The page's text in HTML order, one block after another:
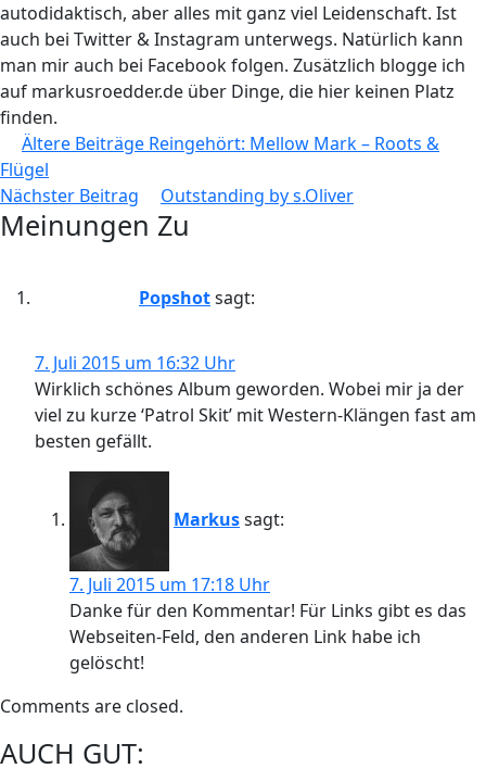
autodidaktisch, aber alles mit ganz viel Leidenschaft. Ist
auch bei Twitter & Instagram unterwegs. Natürlich kann
man mir auch bei Facebook folgen. Zusätzlich blogge ich
auf markusroedder.de über Dinge, die hier keinen Platz
finden.
Beitragsnavigation
Ältere Beiträge Reingehört: Mellow Mark – Roots &
Flügel
Nächster Beitrag
Outstanding by s.Oliver
Meinungen Zu
Popshotsagt:
7. Juli 2015 um 16:32 Uhr
Wirklich schönes Album geworden. Wobei mir ja der
viel zu kurze ‘Patrol Skit’ mit Western-Klängen fast am
besten gefällt.
Markussagt:
7. Juli 2015 um 17:18 Uhr
Danke für den Kommentar! Für Links gibt es das
Webseiten-Feld, den anderen Link habe ich
gelöscht!
Comments are closed.
AUCH GUT: